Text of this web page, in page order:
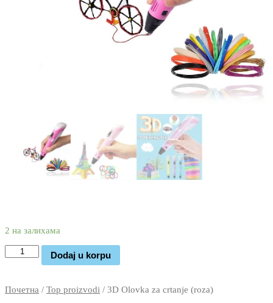
2 на залихама
Olovka
(roza)
Dodaj u korpu
Почетна / Top proizvodi / 3D Olovka za crtanje (roza)